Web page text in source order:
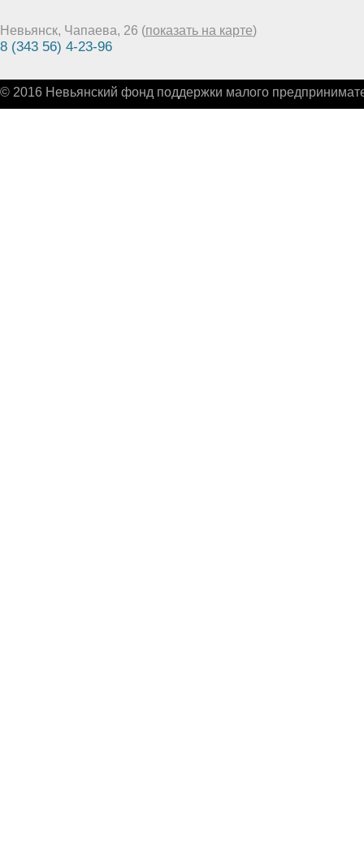
Невьянск, Чапаева, 26 (показать на карте)
8 (343 56) 4-23-96
© 2016 Невьянский фонд поддержки малого